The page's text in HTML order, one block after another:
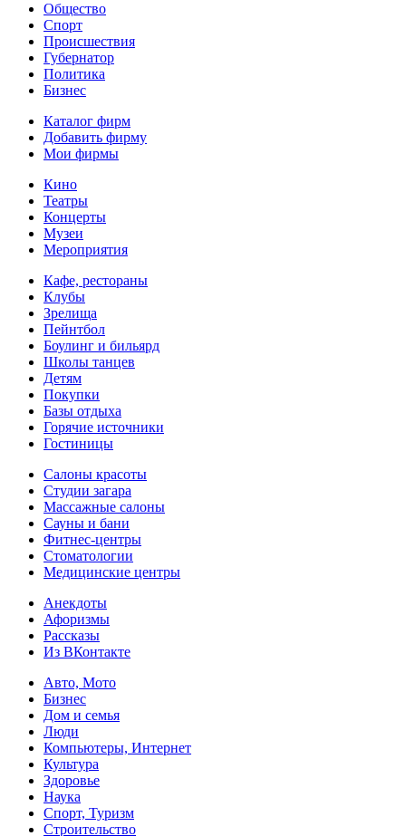
Общество
Спорт
Происшествия
Губернатор
Политика
Бизнес
Каталог фирм
Добавить фирму
Мои фирмы
Кино
Театры
Концерты
Музеи
Мероприятия
Кафе, рестораны
Клубы
Зрелища
Пейнтбол
Боулинг и бильярд
Школы танцев
Детям
Покупки
Базы отдыха
Горячие источники
Гостиницы
Салоны красоты
Студии загара
Массажные салоны
Сауны и бани
Фитнес-центры
Стоматологии
Медицинские центры
Анекдоты
Афоризмы
Рассказы
Из ВКонтакте
Авто, Мото
Бизнес
Дом и семья
Люди
Компьютеры, Интернет
Культура
Здоровье
Наука
Спорт, Туризм
Строительство